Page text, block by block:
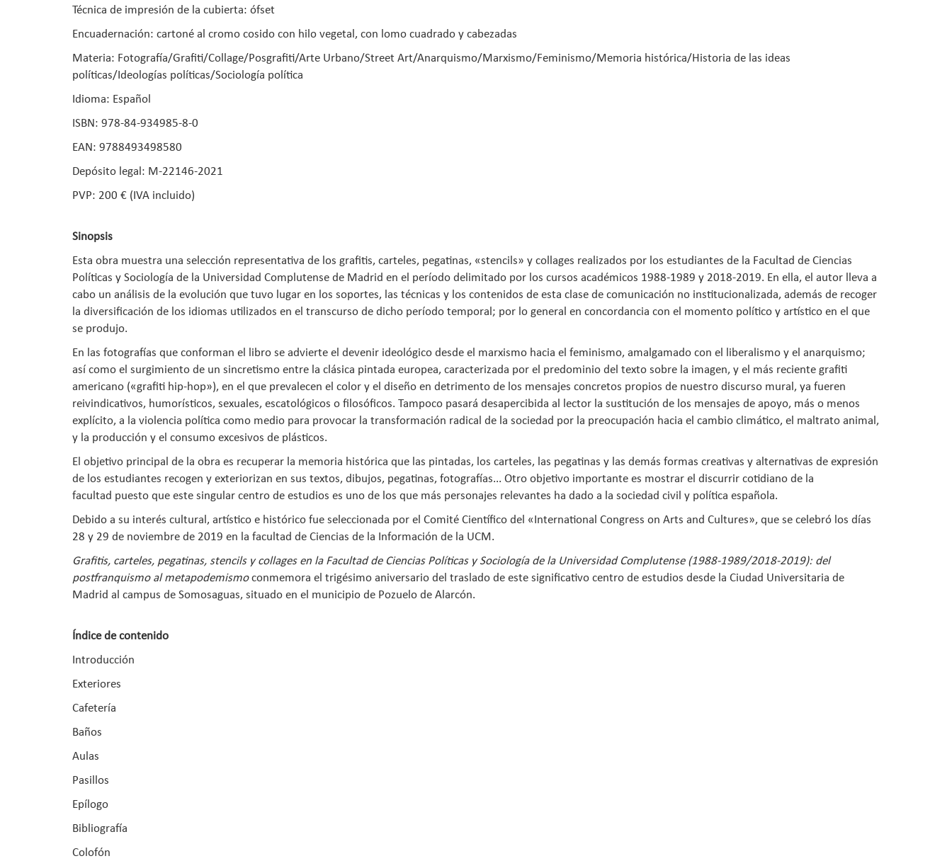
Técnica de impresión de la cubierta: ófset
Encuadernación: cartoné al cromo cosido con hilo vegetal, con lomo cuadrado y cabezadas
Materia: Fotografía/Grafiti/Collage/Posgrafiti/Arte Urbano/Street Art/Anarquismo/Marxismo/Feminismo/Memoria histórica/Historia de las ideas
políticas/Ideologías políticas/Sociología política
Idioma: Español
ISBN: 978-84-934985-8-0
EAN: 9788493498580
Depósito legal: M-22146-2021
PVP: 200 € (IVA incluido)
Sinopsis
Esta obra muestra una selección representativa de los grafitis, carteles, pegatinas, «stencils» y collages realizados por los estudiantes de la Facultad de Ciencias
Políticas y Sociología de la Universidad Complutense de Madrid en el período delimitado por los cursos académicos 1988-1989 y 2018-2019. En ella, el autor lleva a
cabo un análisis de la evolución que tuvo lugar en los soportes, las técnicas y los contenidos de esta clase de comunicación no institucionalizada, además de recoger
la diversificación de los idiomas utilizados en el transcurso de dicho período temporal; por lo general en concordancia con el momento político y artístico en el que
se produjo.
En las fotografías que conforman el libro se advierte el devenir ideológico desde el marxismo hacia el feminismo, amalgamado con el liberalismo y el anarquismo;
así como el surgimiento de un sincretismo entre la clásica pintada europea, caracterizada por el predominio del texto sobre la imagen, y el más reciente grafiti
americano («grafiti hip-hop»), en el que prevalecen el color y el diseño en detrimento de los mensajes concretos propios de nuestro discurso mural, ya fueren
reivindicativos, humorísticos, sexuales, escatológicos o filosóficos. Tampoco pasará desapercibida al lector la sustitución de los mensajes de apoyo, más o menos
explícito, a la violencia política como medio para provocar la transformación radical de la sociedad por la preocupación hacia el cambio climático, el maltrato animal,
y la producción y el consumo excesivos de plásticos.
El objetivo principal de la obra es recuperar la memoria histórica que las pintadas, los carteles, las pegatinas y las demás formas creativas y alternativas de expresión
de los estudiantes recogen y exteriorizan en sus textos, dibujos, pegatinas, fotografías... Otro objetivo importante es mostrar el discurrir cotidiano de la
facultad puesto que este singular centro de estudios es uno de los que más personajes relevantes ha dado a la sociedad civil y política española.
Debido a su interés cultural, artístico e histórico fue seleccionada por el Comité Científico del «International Congress on Arts and Cultures», que se celebró los días
28 y 29 de noviembre de 2019 en la facultad de Ciencias de la Información de la UCM.
Grafitis, carteles, pegatinas, stencils y collages en la Facultad de Ciencias Políticas y Sociología de la Universidad Complutense (1988-1989/2018-2019): del
postfranquismo al metapodemismoconmemora el trigésimo aniversario del traslado de este significativo centro de estudios desde la Ciudad Universitaria de
Madrid al campus de Somosaguas, situado en el municipio de Pozuelo de Alarcón.
Índice de contenido
Introducción
Exteriores
Cafetería
Baños
Aulas
Pasillos
Epílogo
Bibliografía
Colofón